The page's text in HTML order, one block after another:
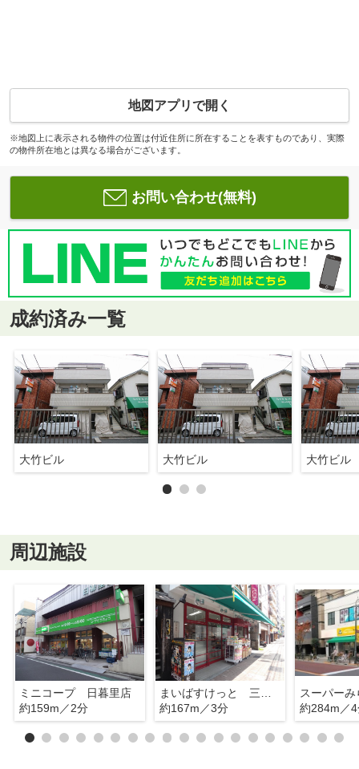
地図アプリで開く
※地図上に表示される物件の位置は付近住所に所在することを表すものであり、実際
の物件所在地とは異なる場合がございます。
お問い合わせ(無料)
成約済み一覧
大竹ビル 大竹ビル 大竹ビル
周辺施設
ミニコープ 日暮里店
約159m／2分
まいばすけっと 三河島駅前店
約167m／3分
約284m／